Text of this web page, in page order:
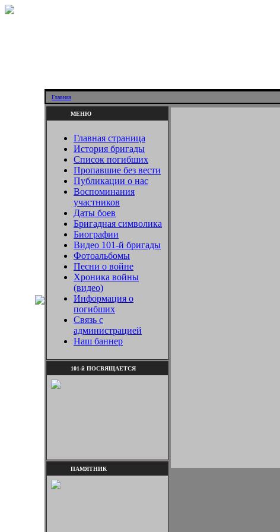
Главная
МЕНЮ
Главная страница
История бригады
Список погибших
Пропавшие без вести
Публикации о нас
Воспоминания
участников
Даты боев
Бригадная символика
Биографии
Видео 101-й бригады
Фотоальбомы
Песни о войне
Хроника войны
(видео)
Информация о
погибших
Связь с
администрацией
Наш баннер
101-й ПОСВЯЩАЕТСЯ
ПАМЯТНИК